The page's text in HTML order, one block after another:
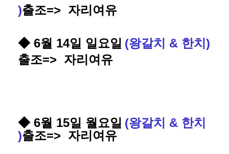
)출조=> 자리여유
◆ 6월 14일 일요일 (왕갈치 & 한치 )
출조=> 자리여유
◆ 6월 15일 월요일 (왕갈치 & 한치
)출조=> 자리여유